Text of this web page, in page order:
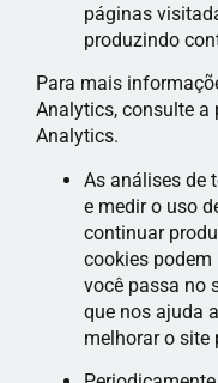
páginas
produzindo
Para mais
Analytics, consulte a
Analytics.
As análises de
e medir o uso
continuar
cookies
você passa no
que nos ajuda
melhorar o site